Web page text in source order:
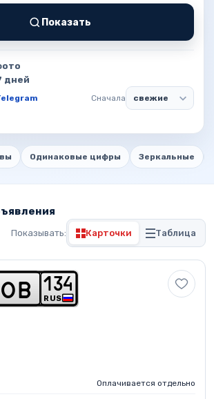
Показать
дней
Сначала
Одинаковые цифры Зеркальные
Показывать: Карточки Таблица
o b RUS
1 34
Оплачивается отдельно